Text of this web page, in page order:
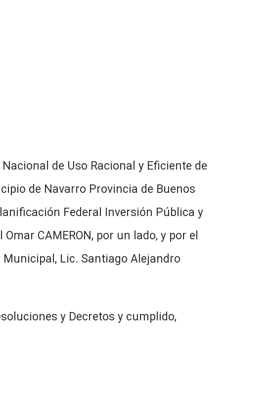
Nacional de Uso Racional y Eficiente de
de Navarro Provincia de Buenos
Federal Inversión Pública y
CAMERON, por un lado, y por el
Lic. Santiago Alejandro
y Decretos y cumplido,